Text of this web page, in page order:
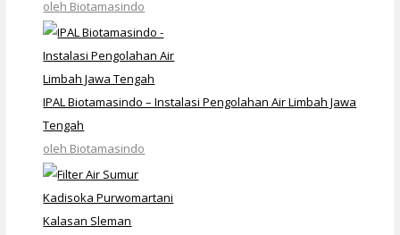
oleh Biotamasindo
IPAL Biotamasindo – Instalasi Pengolahan Air Limbah Jawa
Tengah
oleh Biotamasindo